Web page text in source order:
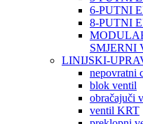
6-PUTNI
8-PUTNI
SMJERNI
LINIJSKI-
nepovratni
blok ventil
obračajuči
ventil KRT